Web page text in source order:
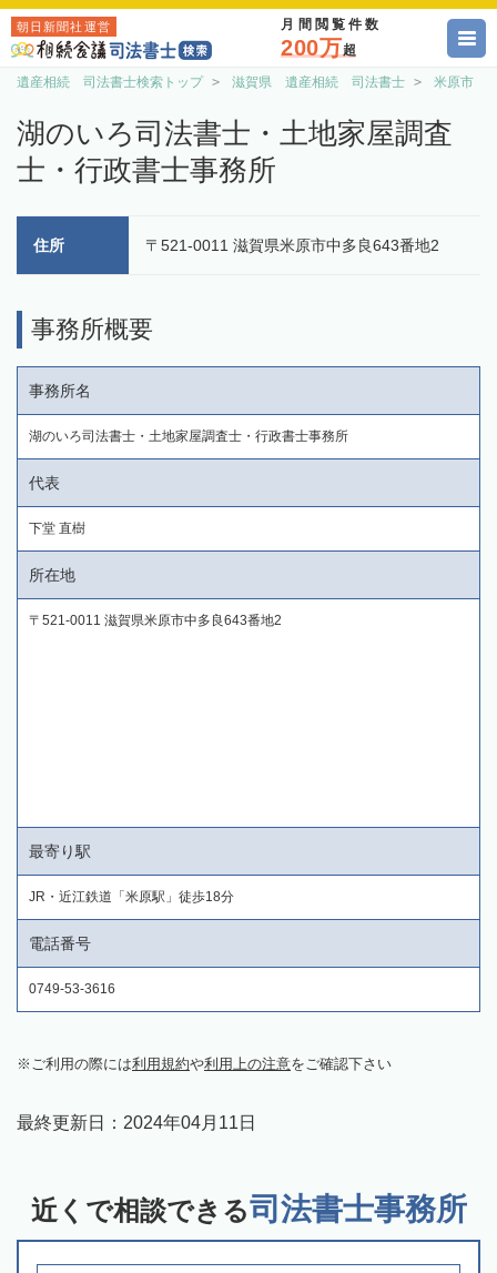
朝日新聞社運営 月間閲覧件数
200万超
遺産相続 司法書士検索トップ 滋賀県 遺産相続 司法書士 米原市
湖のいろ司法書士・土地家屋調査
士・行政書士事務所
住所 〒521-0011 滋賀県米原市中多良643番地2
事務所概要
事務所名
湖のいろ司法書士・土地家屋調査士・行政書士事務所
代表
下堂 直樹
所在地
〒521-0011 滋賀県米原市中多良643番地2
最寄り駅
JR・近江鉄道「米原駅」徒歩18分
電話番号
0749-53-3616
ご利用の際には利用規約や利用上の注意をご確認下さい
最終更新日： 2024年04月11日
近くで相談できる司法書士事務所